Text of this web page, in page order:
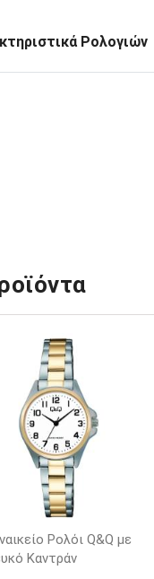
Ρολογιών
Ρολόι Q&Q με
Καντράν